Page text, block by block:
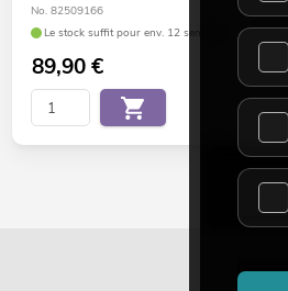
No. 82509166
Le stock suffit pour env. 12 semaines.
89,90€